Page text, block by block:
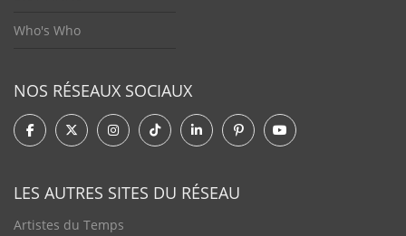
Who's Who
NOS RÉSEAUX SOCIAUX
LES AUTRES SITES DU RÉSEAU
Artistes du Temps